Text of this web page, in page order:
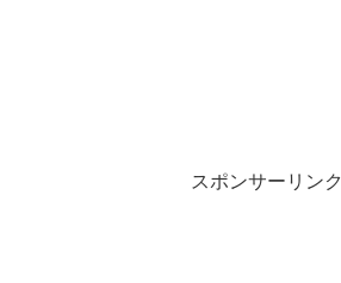
スポンサーリンク